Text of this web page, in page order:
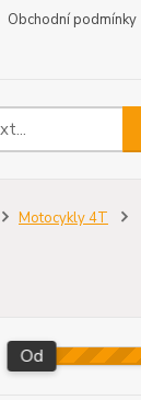
Obchodní podmínky
Motocykly 4T
Od